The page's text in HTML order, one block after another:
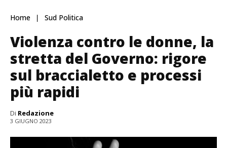
Home Sud Politica
Violenza contro le donne, la
stretta del Governo: rigore
sul braccialetto e processi
più rapidi
Di Redazione
3 GIUGNO 2023